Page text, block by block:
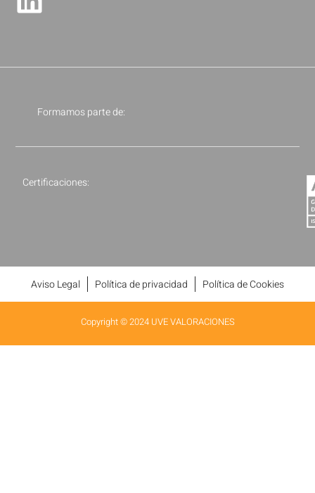
Formamos parte de:
Certificaciones:
Aviso Legal Política de privacidad Política de Cookies
Copyright © 2024 UVE VALORACIONES